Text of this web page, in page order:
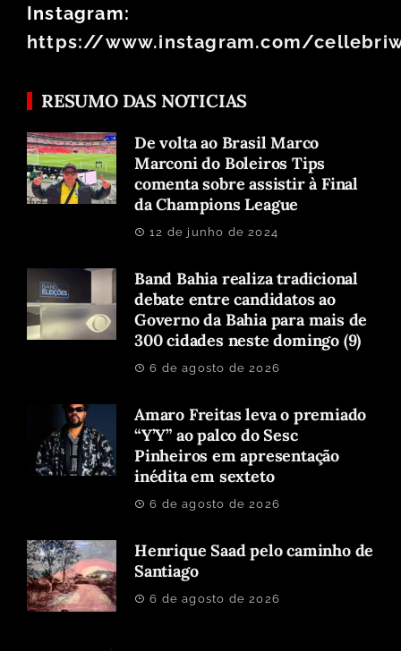
Instagram:
https://www.instagram.com/
RESUMO DAS NOTICIAS
De volta ao Brasil Marco
Marconi do Boleiros Tips
comenta sobre assistir à Final
da Champions League
12 de junho de 2024
Band Bahia realiza tradicional
debate entre candidatos ao
Governo da Bahia para mais de
300 cidades neste domingo (9)
6 de agosto de 2026
Amaro Freitas leva o premiado
“Y’Y” ao palco do Sesc
Pinheiros em apresentação
inédita em sexteto
6 de agosto de 2026
Henrique Saad pelo caminho de
Santiago
6 de agosto de 2026